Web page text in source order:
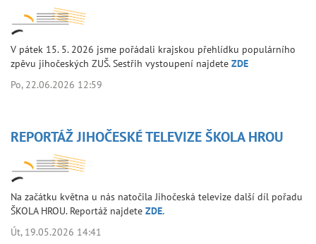
V pátek 15. 5. 2026 jsme pořádali krajskou přehlídku populárního
zpěvu jihočeských ZUŠ. Sestřih vystoupení najdete ZDE
Po, 22.06.2026 12:59
REPORTÁŽ JIHOČESKÉ TELEVIZE ŠKOLA HROU
Na začátku května u nás natočila Jihočeská televize další díl pořadu
ŠKOLA HROU. Reportáž najdete ZDE.
Út, 19.05.2026 14:41